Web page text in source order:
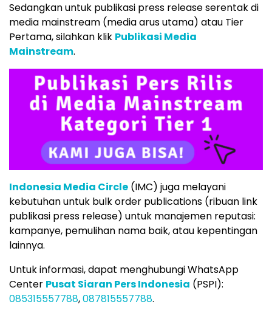
Sedangkan untuk publikasi press release serentak di
media mainstream (media arus utama) atau Tier
Pertama, silahkan klik Publikasi Media
Mainstream.
Indonesia Media Circle (IMC) juga melayani
kebutuhan untuk bulk order publications (ribuan link
publikasi press release) untuk manajemen reputasi:
kampanye, pemulihan nama baik, atau kepentingan
lainnya.
Untuk informasi, dapat menghubungi WhatsApp
Center Pusat Siaran Pers Indonesia (PSPI):
085315557788,087815557788.